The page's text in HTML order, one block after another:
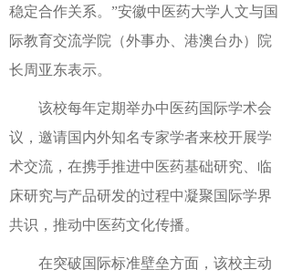
稳定合作关系。”安徽中医药大学人文与国
际教育交流学院（外事办、港澳台办）院
长周亚东表示。
该校每年定期举办中医药国际学术会
议，邀请国内外知名专家学者来校开展学
术交流，在携手推进中医药基础研究、临
床研究与产品研发的过程中凝聚国际学界
共识，推动中医药文化传播。
在突破国际标准壁垒方面，该校主动